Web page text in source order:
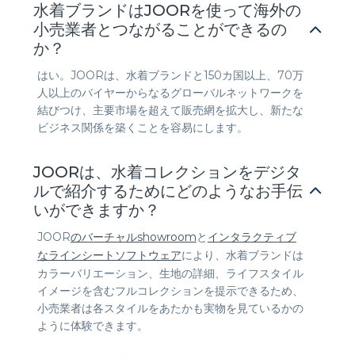
水着ブランドはJOORを使って海外の
小売業者とつながることができるの
か？
はい。JOORは、水着ブランドと150カ国以上、70万
人以上のバイヤーからなるグローバルネットワークを
結びつけ、主要市場を超えて販売網を拡大し、新たな
ビジネス関係を築くことを容易にします。
JOORは、水着コレクションをデジタ
ルで紹介するためにどのようなお手伝
いができますか？
JOORのバーチャルshowroomと インタラクティブ
なラインシートソフトウェアにより、水着ブランドは
カラーバリエーション、生地の詳細、ライフスタイル
イメージを含むフルコレクションを提示できるため、
小売業者は各スタイルをあたかも実物を見ているかの
ように体験できます。